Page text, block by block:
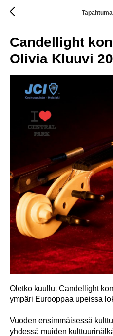
Candellight
Olivia Kluuvi
Oletko kuullut Candellight
ympäri Eurooppaa upeissa
Vuoden ensimmäisessä
yhdessä muiden